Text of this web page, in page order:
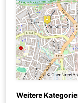
Weitere